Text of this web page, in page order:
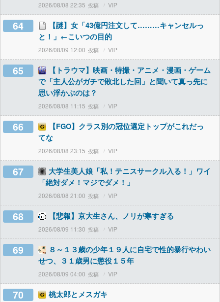
2026/08/08 22:35 VIP
64
【謎】女「43億円注文して………キャンセルっ
と！」←こいつの目的
2026/08/09 12:00 VIP
65
【トラウマ】映画・特撮・アニメ・漫画・ゲーム
で「主人公がガチで敗北した回」と聞いて真っ先に
思い浮かぶのは？
2026/08/08 11:15 VIP
66
【FGO】クラス別の冠位選定トップがこれだっ
てな
2026/08/08 23:15 VIP
67
大学生美人娘「私！テニスサークル入る！」ワイ
「絶対ダメ！マジでダメ！」
2026/08/08 21:00 VIP
68 【悲報】京大生さん、ノリが寒すぎる
2026/08/09 11:30 VIP
69
８～１３歳の少年１９人に自宅で性的暴行やわい
せつ、３１歳男に懲役１５年
2026/08/09 04:00 VIP
70 桃太郎とメスガキ